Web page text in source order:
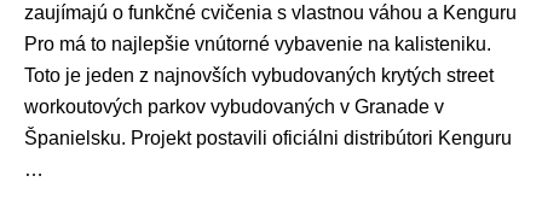
zaujímajú o funkčné cvičenia s vlastnou váhou a Kenguru
Pro má to najlepšie vnútorné vybavenie na kalisteniku.
Toto je jeden z najnovších vybudovaných krytých street
workoutových parkov vybudovaných v Granade v
Španielsku. Projekt postavili oficiálni distribútori Kenguru
…